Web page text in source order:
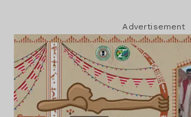
Advertisement